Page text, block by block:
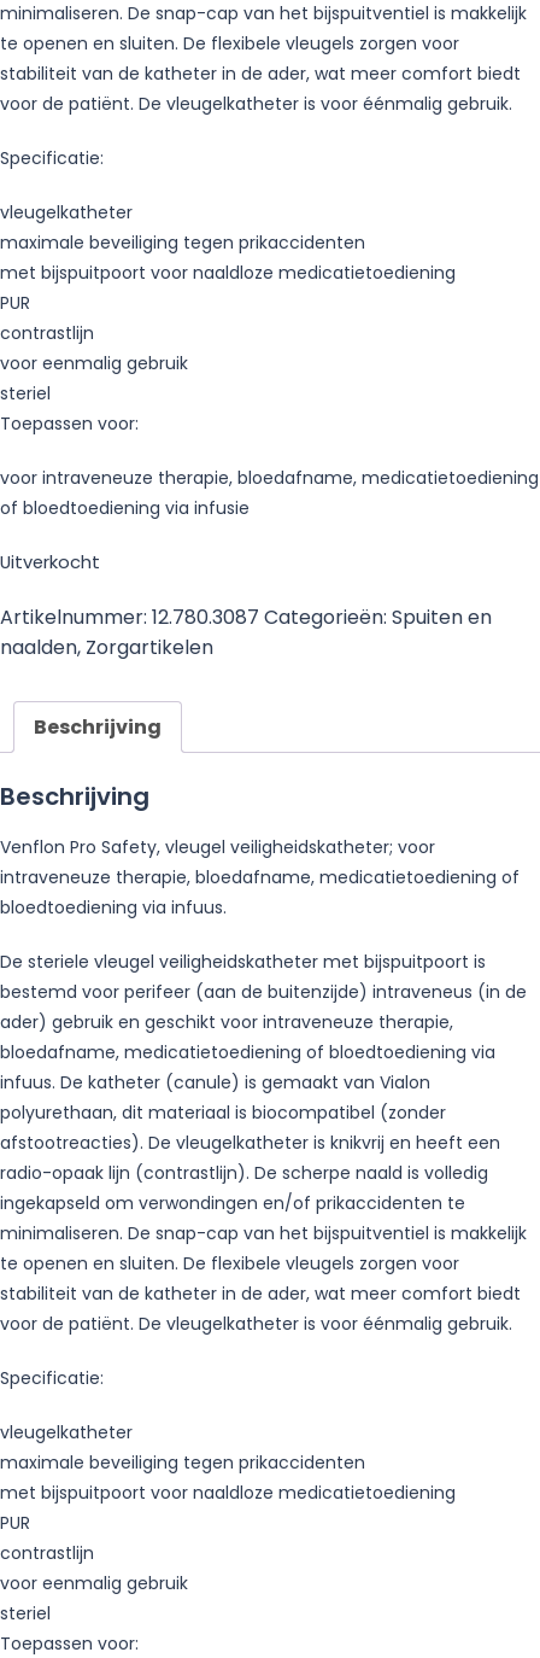
minimaliseren. De snap-cap van het bijspuitventiel is makkelijk
te openen en sluiten. De flexibele vleugels zorgen voor
stabiliteit van de katheter in de ader, wat meer comfort biedt
voor de patiënt. De vleugelkatheter is voor éénmalig gebruik.
Specificatie:
vleugelkatheter
maximale beveiliging tegen prikaccidenten
met bijspuitpoort voor naaldloze medicatietoediening
PUR
contrastlijn
voor eenmalig gebruik
steriel
Toepassen voor:
voor intraveneuze therapie, bloedafname, medicatietoediening
of bloedtoediening via infusie
Uitverkocht
Artikelnummer: 12.780.3087 Categorieën: Spuiten en
naalden, Zorgartikelen
Beschrijving
Beschrijving
Venflon Pro Safety, vleugel veiligheidskatheter; voor
intraveneuze therapie, bloedafname, medicatietoediening of
bloedtoediening via infuus.
De steriele vleugel veiligheidskatheter met bijspuitpoort is
bestemd voor perifeer (aan de buitenzijde) intraveneus (in de
ader) gebruik en geschikt voor intraveneuze therapie,
bloedafname, medicatietoediening of bloedtoediening via
infuus. De katheter (canule) is gemaakt van Vialon
polyurethaan, dit materiaal is biocompatibel (zonder
afstootreacties). De vleugelkatheter is knikvrij en heeft een
radio-opaak lijn (contrastlijn). De scherpe naald is volledig
ingekapseld om verwondingen en/of prikaccidenten te
minimaliseren. De snap-cap van het bijspuitventiel is makkelijk
te openen en sluiten. De flexibele vleugels zorgen voor
stabiliteit van de katheter in de ader, wat meer comfort biedt
voor de patiënt. De vleugelkatheter is voor éénmalig gebruik.
Specificatie:
vleugelkatheter
maximale beveiliging tegen prikaccidenten
met bijspuitpoort voor naaldloze medicatietoediening
PUR
contrastlijn
voor eenmalig gebruik
steriel
Toepassen voor: